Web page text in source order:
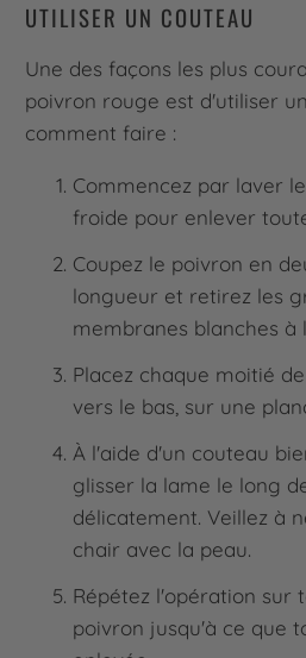
UTILISER UN COUTEAU
Une des façons les plus
poivron rouge est d'utiliser
comment faire :
Commencez par laver
froide pour enlever
Coupez le poivron en
longueur et retirez les
membranes blanches à
Placez chaque moitié
vers le bas, sur une
À l'aide d'un couteau
glisser la lame le long
délicatement. Veillez à
chair avec la peau.
Répétez l'opération sur
poivron jusqu'à ce que